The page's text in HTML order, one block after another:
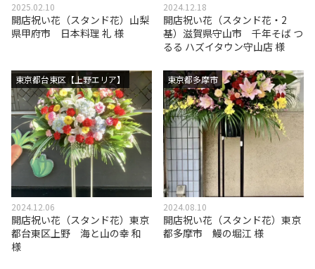
2025.02.10
開店祝い花（スタンド花）山梨
県甲府市 日本料理 礼 様
2024.12.18
開店祝い花（スタンド花・2
基）滋賀県守山市 千年そば つ
るる ハズイタウン守山店 様
東京都台東区【上野エリア】
2024.12.06
開店祝い花（スタンド花）東京
都台東区上野 海と山の幸 和
様
東京都多摩市
2024.08.10
開店祝い花（スタンド花）東京
都多摩市 鰻の堀江 様